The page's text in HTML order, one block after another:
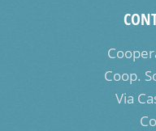
Coop.
Via